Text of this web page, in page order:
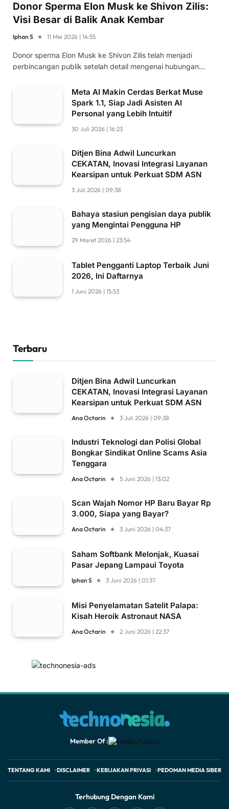
Donor Sperma Elon Musk ke Shivon Zilis:
Visi Besar di Balik Anak Kembar
Iphan S 11 Mei 2026 | 14:55
Donor sperma Elon Musk ke Shivon Zilis telah menjadi
perbincangan publik setelah detail mengenai hubungan…
Meta AI Makin Cerdas Berkat Muse
Spark 1.1, Siap Jadi Asisten AI
Personal yang Lebih Intuitif
30 Juli 2026 | 16:23
Ditjen Bina Adwil Luncurkan
CEKATAN, Inovasi Integrasi Layanan
Kearsipan untuk Perkuat SDM ASN
3 Juli 2026 | 09:38
Bahaya stasiun pengisian daya publik
yang Mengintai Pengguna HP
29 Maret 2026 | 23:54
Tablet Pengganti Laptop Terbaik Juni
2026, Ini Daftarnya
1 Juni 2026 | 15:53
Terbaru
Ditjen Bina Adwil Luncurkan
CEKATAN, Inovasi Integrasi Layanan
Kearsipan untuk Perkuat SDM ASN
Ana Octarin 3 Juli 2026 | 09:38
Industri Teknologi dan Polisi Global
Bongkar Sindikat Online Scams Asia
Tenggara
Ana Octarin 5 Juni 2026 | 13:02
Scan Wajah Nomor HP Baru Bayar Rp
3.000, Siapa yang Bayar?
Ana Octarin 3 Juni 2026 | 04:37
Saham Softbank Melonjak, Kuasai
Pasar Jepang Lampaui Toyota
Iphan S 3 Juni 2026 | 01:37
Misi Penyelamatan Satelit Palapa:
Kisah Heroik Astronaut NASA
Ana Octarin 2 Juni 2026 | 22:37
Member Of :
TENTANG KAMI DISCLAIMER KEBIJAKAN PRIVASI PEDOMAN MEDIA SIBER
Terhubung Dengan Kami